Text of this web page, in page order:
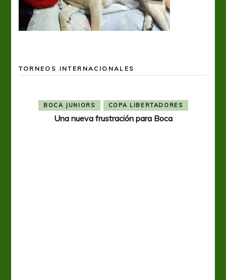
TORNEOS INTERNACIONALES
BOCA JUNIORS COPA LIBERTADORES
Una nueva frustración para Boca